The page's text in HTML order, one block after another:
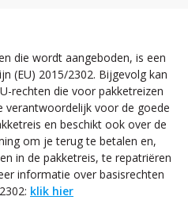
die wordt aangeboden, is een
(EU) 2015/2302. Bijgevolg kan
rechten die voor pakketreizen
verantwoordelijk voor de goede
en beschikt ook over de
om je terug te betalen en,
in de pakketreis, te repatriëren
informatie over basisrechten
klik hier